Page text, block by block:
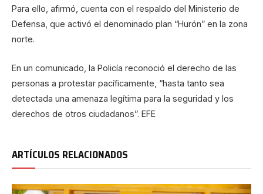
Para ello, afirmó, cuenta con el respaldo del Ministerio de
Defensa, que activó el denominado plan “Hurón” en la zona
norte.
En un comunicado, la Policía reconoció el derecho de las
personas a protestar pacíficamente, “hasta tanto sea
detectada una amenaza legítima para la seguridad y los
derechos de otros ciudadanos”. EFE
ARTÍCULOS RELACIONADOS